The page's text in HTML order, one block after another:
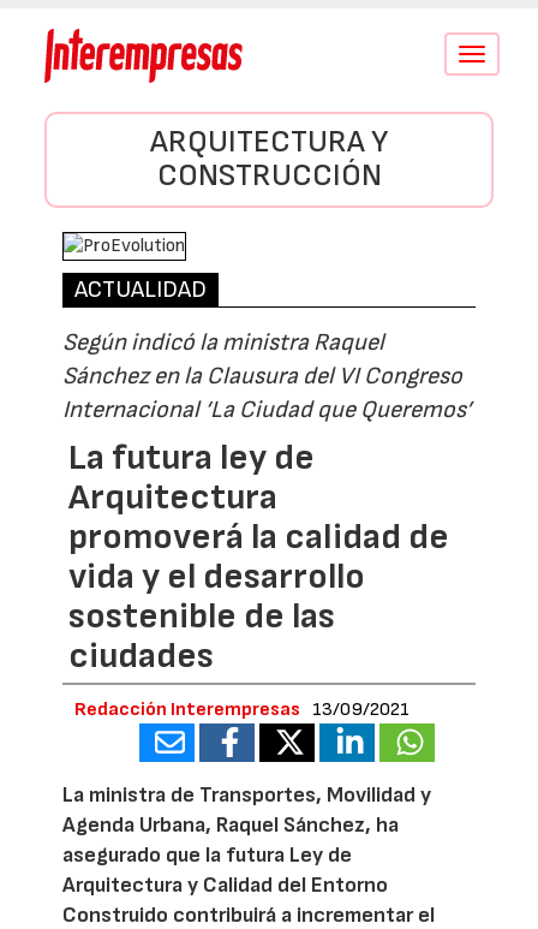
Conmutar
ARQUITECTURA Y
CONSTRUCCIÓN
ACTUALIDAD
Según indicó la ministra Raquel
Sánchez en la Clausura del VI Congreso
Internacional ‘La Ciudad que Queremos’
La futura ley de
Arquitectura
promoverá la calidad de
vida y el desarrollo
sostenible de las
ciudades
Redacción Interempresas 13/09/2021
La ministra de Transportes, Movilidad y
Agenda Urbana, Raquel Sánchez, ha
asegurado que la futura Ley de
Arquitectura y Calidad del Entorno
Construido contribuirá a incrementar el